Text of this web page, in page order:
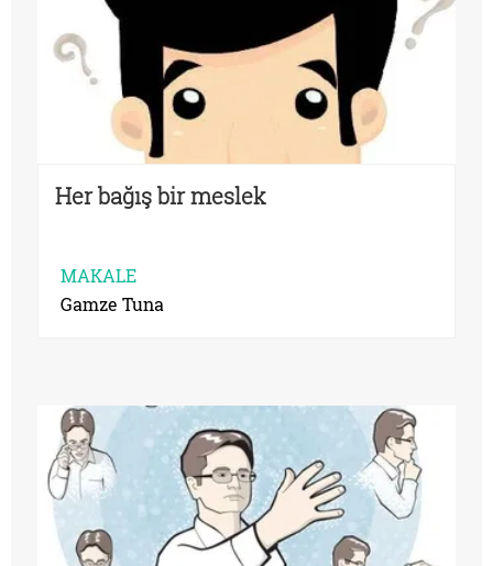
Her bağış bir meslek
MAKALE
Gamze Tuna